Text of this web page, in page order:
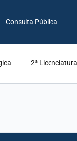
Consulta Pública
2ª Licenciatura